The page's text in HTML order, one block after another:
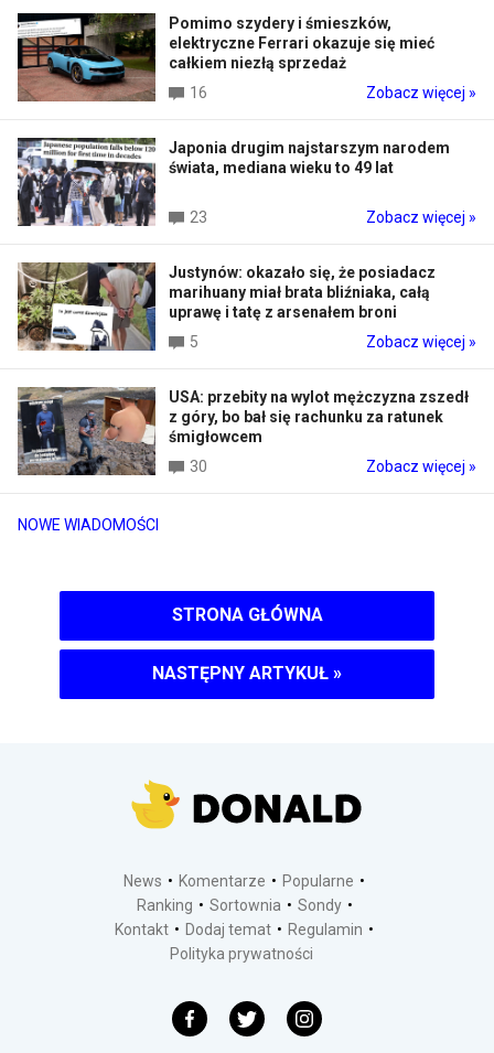
NOWE WIADOMOŚCI
Pomimo szydery i śmieszków,
elektryczne Ferrari okazuje się mieć
całkiem niezłą sprzedaż
16
Zobacz więcej »
Japonia drugim najstarszym narodem
świata, mediana wieku to 49 lat
23 Zobacz więcej »
Justynów: okazało się, że posiadacz
marihuany miał brata bliźniaka, całą
uprawę i tatę z arsenałem broni
5
Zobacz więcej »
USA: przebity na wylot mężczyzna zszedł
z góry, bo bał się rachunku za ratunek
śmigłowcem
30
Zobacz więcej »
STRONA GŁÓWNA
NASTĘPNY ARTYKUŁ »
News Komentarze
Popularne
Ranking
Sortownia
Sondy
Kontakt
Dodaj temat
Regulamin
Polityka prywatności